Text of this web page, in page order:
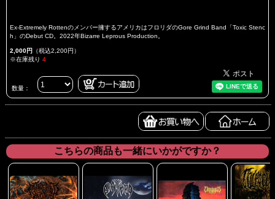
Ex-Extremely Rottenのメンバー擁するアメリカはフロリダのGore Grind Band「Toxic Stenc
h」のDebut CD。2022年Bizarre Leprous Production。
2,000円 （税込2,200円）
※在庫残り 4
数量：
こちらの商品も一緒にいかがですか？